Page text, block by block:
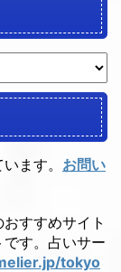
ます。 お問い
すすめサイト
す。占いサー
tokyo